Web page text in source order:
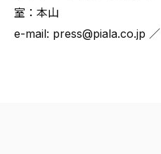
室：本山
e-mail: press@piala.co.jp